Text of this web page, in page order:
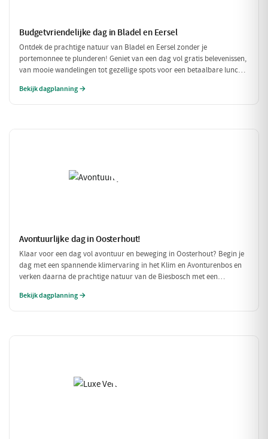
Budgetvriendelijke dag in Bladel en Eersel
Ontdek de prachtige natuur van Bladel en Eersel zonder je
portemonnee te plunderen! Geniet van een dag vol gratis belevenissen,
van mooie wandelingen tot gezellige spots voor een betaalbare lunch.
zonder dat je veel hoeft uit te geven.
Bekijk dagplanning →
Avontuurlijke dag in Oosterhout!
Klaar voor een dag vol avontuur en beweging in Oosterhout? Begin je
dag met een spannende klimervaring in het Klim en Avonturenbos en
verken daarna de prachtige natuur van de Biesbosch met een
Natuurpoortcafé BOS & Co, waar je energie krijgt voor de volgende
Bekijk dagplanning →